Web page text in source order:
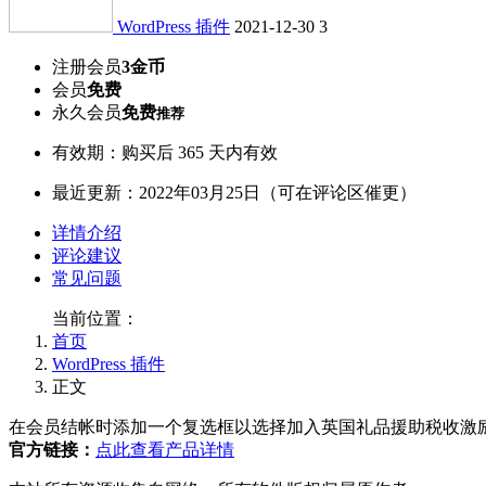
WordPress 插件 2021-12-30 3
注册会员3金币
会员免费
永久会员免费推荐
有效期：购买后 365 天内有效
最近更新：2022年03月25日（可在评论区催更）
详情介绍
评论建议
常见问题
当前位置：
首页
WordPress 插件
正文
在会员结帐时添加一个复选框以选择加入英国礼品援助税收激
官方链接： 点此查看产品详情